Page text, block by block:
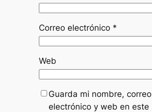
Correo electrónico *
Web
Guarda mi nombre, correo
electrónico y web en este